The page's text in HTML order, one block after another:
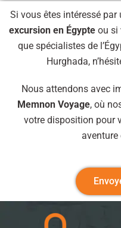
Si vous êtes intéressé
excursion en Égypteou si
que spécialistes de
Hurghada,
Nous attendons avec
Memnon Voyage, où
votre disposition pour
aventure